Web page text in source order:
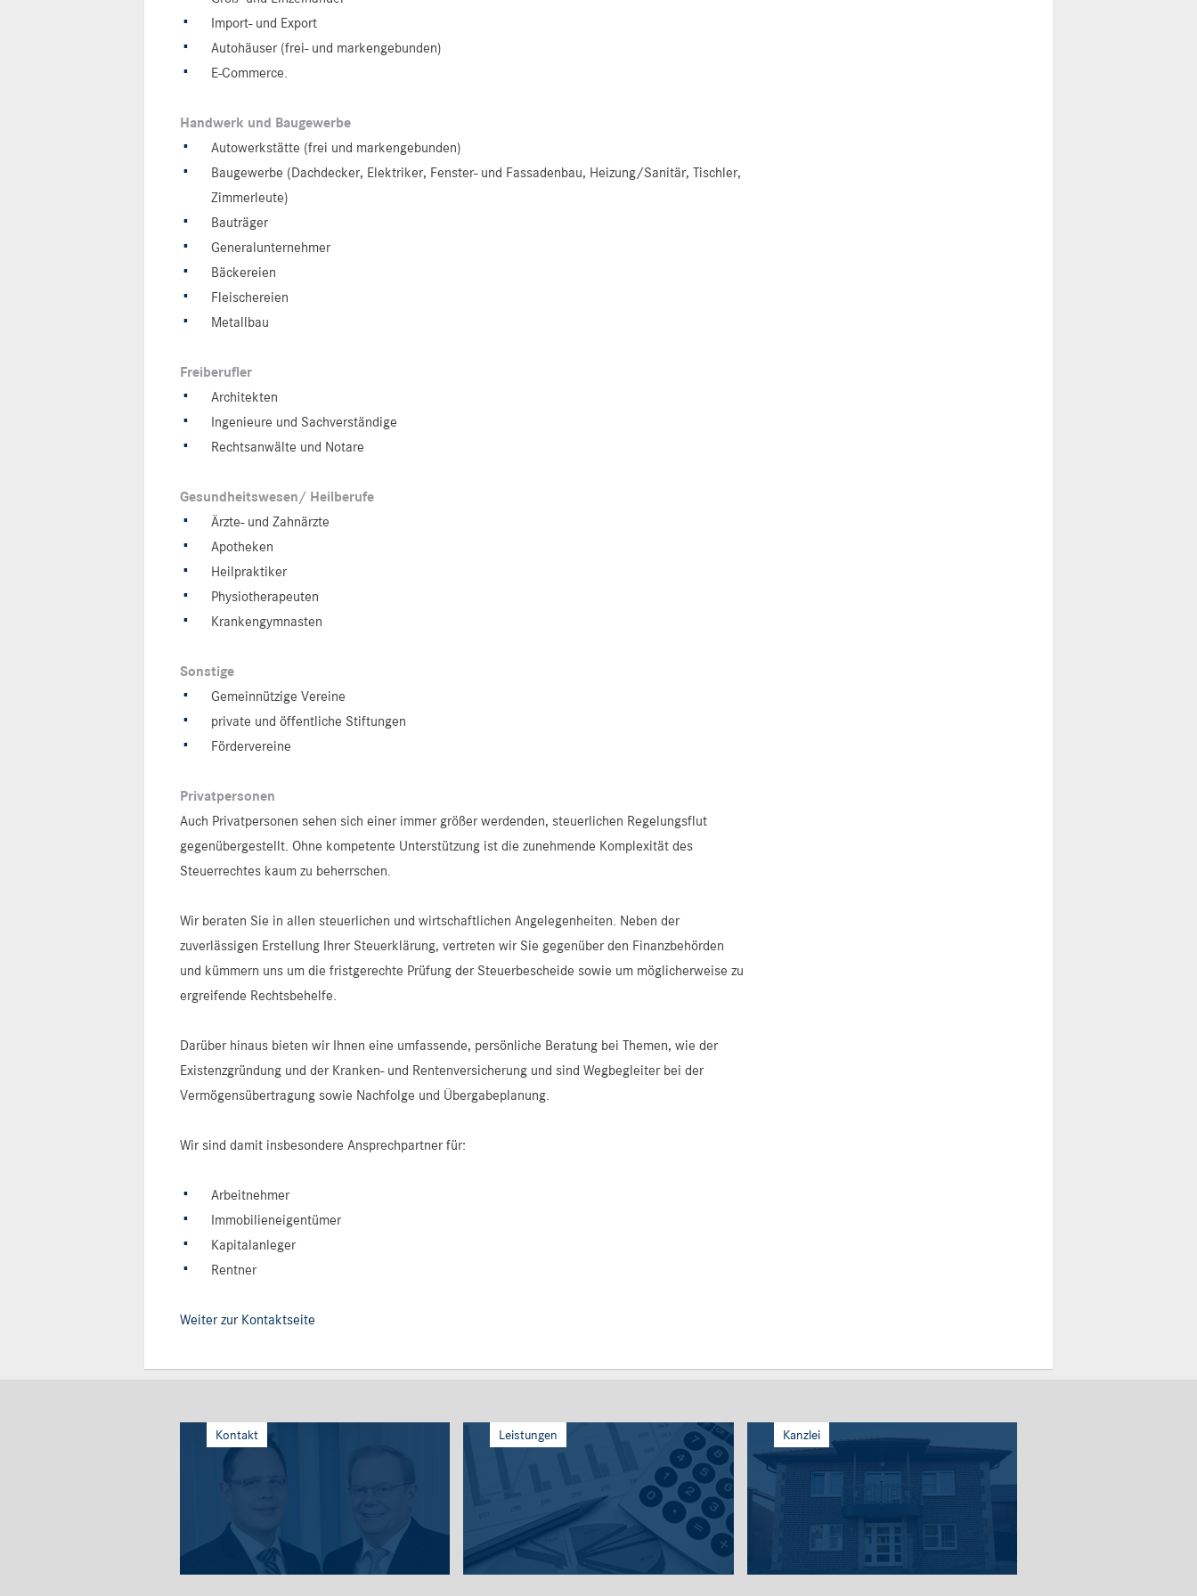
Import- und Export
Autohäuser (frei- und markengebunden)
E-Commerce.
Handwerk und Baugewerbe
Autowerkstätte (frei und markengebunden)
Baugewerbe (Dachdecker, Elektriker, Fenster- und Fassadenbau, Heizung/Sanitär, Tischler,
Zimmerleute)
Bauträger
Generalunternehmer
Bäckereien
Fleischereien
Metallbau
Freiberufler
Architekten
Ingenieure und Sachverständige
Rechtsanwälte und Notare
Gesundheitswesen/ Heilberufe
Ärzte- und Zahnärzte
Apotheken
Heilpraktiker
Physiotherapeuten
Krankengymnasten
Sonstige
Gemeinnützige Vereine
private und öffentliche Stiftungen
Fördervereine
Privatpersonen
Auch Privatpersonen sehen sich einer immer größer werdenden, steuerlichen Regelungsflut
gegenübergestellt. Ohne kompetente Unterstützung ist die zunehmende Komplexität des
Steuerrechtes kaum zu beherrschen.
Wir beraten Sie in allen steuerlichen und wirtschaftlichen Angelegenheiten. Neben der
zuverlässigen Erstellung Ihrer Steuerklärung, vertreten wir Sie gegenüber den Finanzbehörden
und kümmern uns um die fristgerechte Prüfung der Steuerbescheide sowie um möglicherweise zu
ergreifende Rechtsbehelfe.
Darüber hinaus bieten wir Ihnen eine umfassende, persönliche Beratung bei Themen, wie der
Existenzgründung und der Kranken- und Rentenversicherung und sind Wegbegleiter bei der
Vermögensübertragung sowie Nachfolge und Übergabeplanung.
Wir sind damit insbesondere Ansprechpartner für:
Arbeitnehmer
Immobilieneigentümer
Kapitalanleger
Rentner
Weiter zur Kontaktseite
Kontakt Leistungen Kanzlei